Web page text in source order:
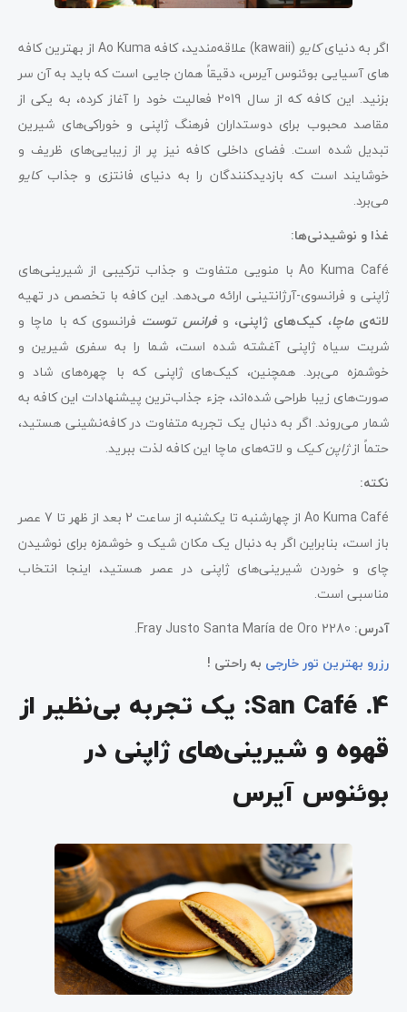
اگر به دنیایکایو
(kawaii) علاقه‌مندید، کافه Ao Kuma از بهترین کافه
های آسیایی بوئنوس آیرس، دقیقاً همان جایی است که باید به آن سر
بزنید. این کافه که از سال 2019 فعالیت خود را آغاز کرده، به یکی از
مقاصد محبوب برای دوستداران فرهنگ ژاپنی و خوراکی‌های شیرین
تبدیل شده است. فضای داخلی کافه نیز پر از زیبایی‌های ظریف و
خوشایند است که بازدیدکنندگان را به دنیای فانتزی و جذابکایو
می‌برد.
غذا و نوشیدنی‌ها:
Ao Kuma Café با منویی متفاوت و جذاب ترکیبی از شیرینی‌های
ژاپنی و فرانسوی-آرژانتینی ارائه می‌دهد. این کافه با تخصص در تهیه
لاته‌یماچا،کیک‌های ژاپنی، و فرانس توست فرانسوی که با ماچا و
شربت سیاه ژاپنی آغشته شده است، شما را به سفری شیرین و
خوشمزه می‌برد. همچنین، کیک‌های ژاپنی که با چهره‌های شاد و
صورت‌های زیبا طراحی شده‌اند، جزء جذاب‌ترین پیشنهادات این کافه به
شمار می‌روند. اگر به دنبال یک تجربه متفاوت در کافه‌نشینی هستید،
حتماً ازژاپن کیک و لاته‌های ماچا این کافه لذت ببرید.
نکته:
Ao Kuma Café از چهارشنبه تا یکشنبه از ساعت 2 بعد از ظهر تا 7 عصر
باز است، بنابراین اگر به دنبال یک مکان شیک و خوشمزه برای نوشیدن
چای و خوردن شیرینی‌های ژاپنی در عصر هستید، اینجا انتخاب
مناسبی است.
آدرس:
رزرو بهترین تور خارجی به راحتی !
4. San Café: یک تجربه بی‌نظیر از
قهوه و شیرینی‌های ژاپنی در
بوئنوس آیرس